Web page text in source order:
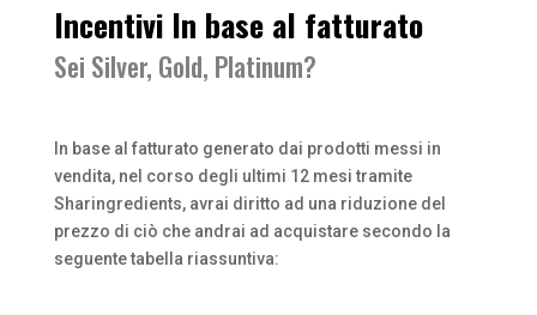
Incentivi In base al fatturato
Sei Silver, Gold, Platinum?
In base al fatturato generato dai prodotti messi in
vendita, nel corso degli ultimi 12 mesi tramite
Sharingredients, avrai diritto ad una riduzione del
prezzo di ciò che andrai ad acquistare secondo la
seguente tabella riassuntiva: